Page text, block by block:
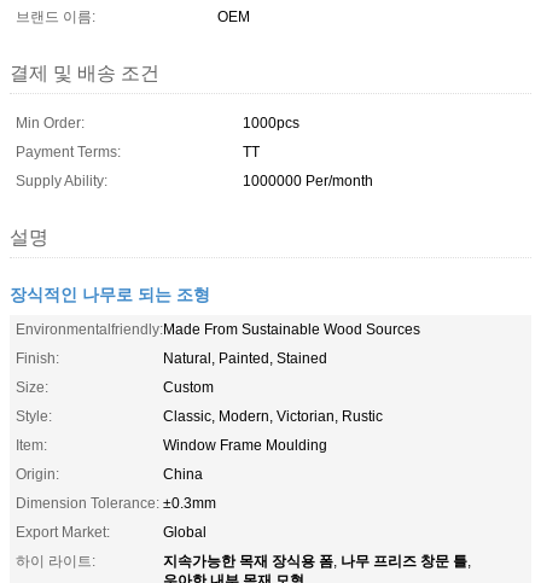
브랜드 이름: OEM
결제 및 배송 조건
Min Order:
1000pcs
Payment Terms:
TT
Supply Ability:
1000000 Per/month
설명
장식적인 나무로 되는 조형
Environmentalfriendly:Made From Sustainable Wood Sources
Finish:
Natural, Painted, Stained
Size:
Custom
Style:
Classic, Modern, Victorian, Rustic
Item:
Window Frame Moulding
Origin:
China
Dimension Tolerance: ±0.3mm
Export Market:
Global
하이 라이트:
지속가능한 목재 장식용 폼, 나무 프리즈 창문 틀,